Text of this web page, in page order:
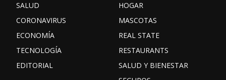
SALUD
CORONAVIRUS
ECONOMÍA
TECNOLOGÍA
EDITORIAL
HOGAR
MASCOTAS
REAL STATE
RESTAURANTS
SALUD Y BIENESTAR